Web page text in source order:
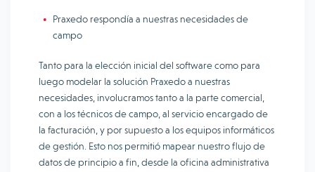
Praxedo respondía a nuestras necesidades de
campo
Tanto para la elección inicial del software como para
luego modelar la solución Praxedo a nuestras
necesidades, involucramos tanto a la parte comercial,
con a los técnicos de campo, al servicio encargado de
la facturación, y por supuesto a los equipos informáticos
de gestión. Esto nos permitió mapear nuestro flujo de
datos de principio a fin, desde la oficina administrativa